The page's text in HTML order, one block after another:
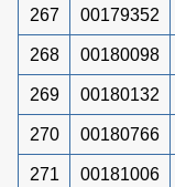
267 00179352
268 00180098
269 00180132
270 00180766
271 00181006